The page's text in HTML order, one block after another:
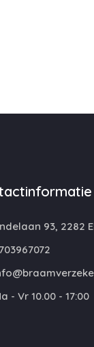
93, 2282
- Vr 10.00 - 17:00